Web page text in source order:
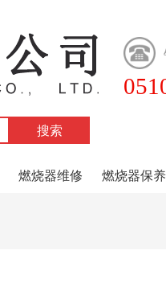
燃烧器维修 燃烧器保养